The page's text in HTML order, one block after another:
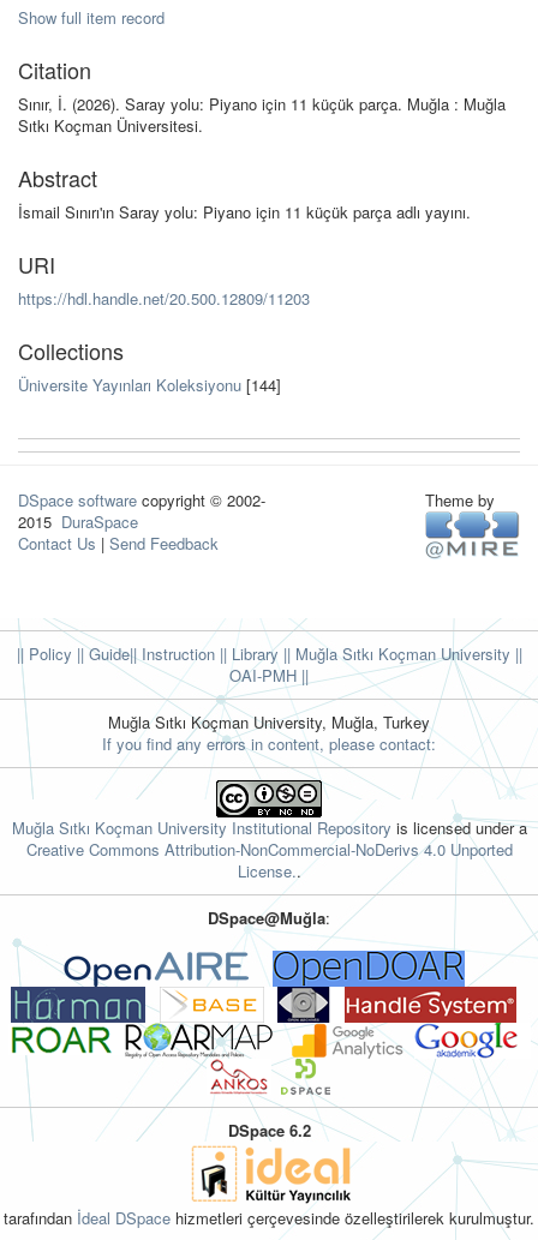
Show full item record
Citation
Sınır, İ. (2026). Saray yolu: Piyano için 11 küçük parça. Muğla : Muğla
Sıtkı Koçman Üniversitesi.
Abstract
İsmail Sınırı'ın Saray yolu: Piyano için 11 küçük parça adlı yayını.
URI
https://hdl.handle.net/20.500.12809/11203
Collections
Üniversite Yayınları Koleksiyonu [144]
DSpace software copyright © 2002-
2015 DuraSpace
Contact Us | Send Feedback
Theme by
|| Policy || Guide|| Instruction|| Library|| Muğla Sıtkı Koçman University ||
OAI-PMH ||
Muğla Sıtkı Koçman University, Muğla, Turkey
If you find any errors in content, please contact:
Muğla Sıtkı Koçman University Institutional Repository is licensed under a
Creative Commons Attribution-NonCommercial-NoDerivs 4.0 Unported
License..
DSpace@Muğla:
DSpace 6.2
tarafından İdeal DSpace hizmetleri çerçevesinde özelleştirilerek kurulmuştur.